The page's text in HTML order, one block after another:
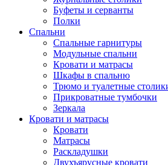
Буфеты и серванты
Полки
Спальни
Спальные гарнитуры
Модульные спальни
Кровати и матрасы
Шкафы в спальню
Трюмо и туалетные
Прикроватные тумбочки
Зеркала
Кровати и матрасы
Кровати
Матрасы
Раскладушки
Двухъярусные кровати